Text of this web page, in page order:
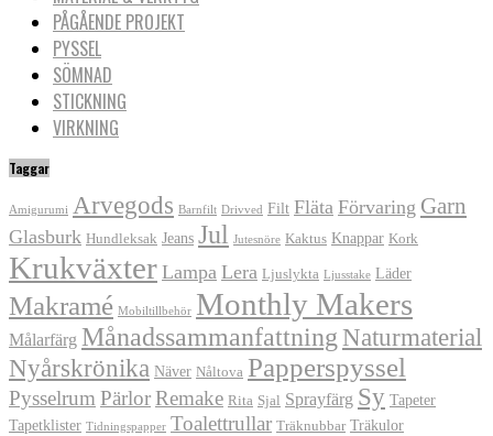
PÅGÅENDE PROJEKT
PYSSEL
SÖMNAD
STICKNING
VIRKNING
Taggar
Amigurumi Arvegods Barnfilt Drivved Filt Fläta Förvaring Garn
Glasburk Hundleksak Jeans Jul Jutesnöre Kaktus Knappar Kork
Krukväxter Lampa Lera Ljuslykta Ljusstake Läder
Makramé Mobiltillbehör Monthly Makers
Målarfärg Månadssammanfattning Naturmaterial
Nyårskrönika Näver Nåltova Papperspyssel
Pysselrum PärlorRemake Rita Sjal Sprayfärg Sy Tapeter
Tapetklister Tidningspapper Toalettrullar Träknubbar Träkulor